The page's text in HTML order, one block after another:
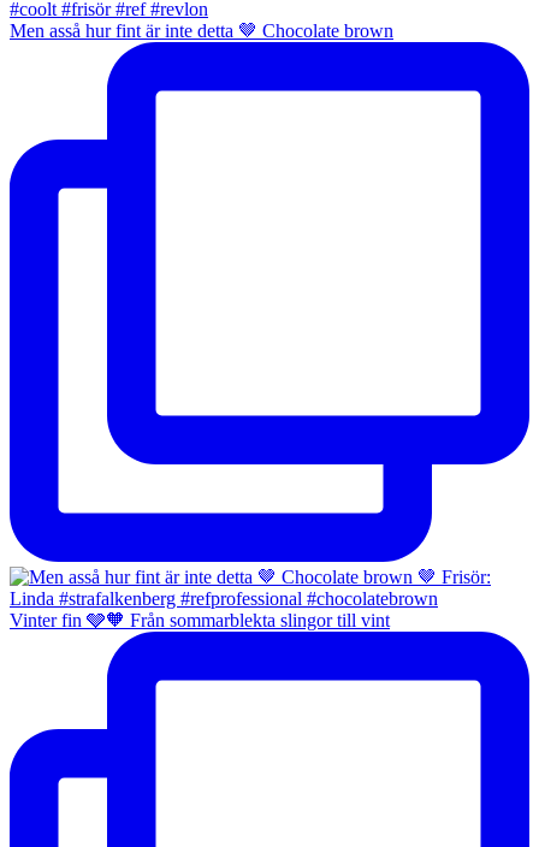
Men asså hur fint är inte detta 🤎 Chocolate brown
Vinter fin 🩶🧡 Från sommarblekta slingor till vint